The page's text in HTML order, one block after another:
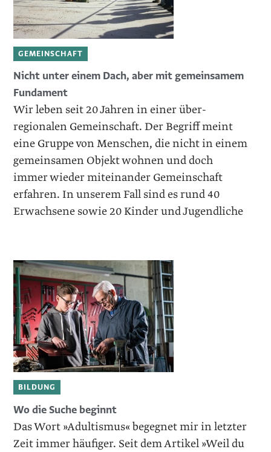
GEMEINSCHAFT
Nicht unter einem Dach, aber mit gemeinsamem
Fundament
Wir leben seit 20 Jahren in einer über­
regionalen Gemeinschaft. Der Begriff meint
eine Gruppe von Menschen, die nicht in einem
gemeinsamen Objekt wohnen und doch
immer wieder miteinander Gemeinschaft
erfahren. In unserem Fall sind es rund 40
Erwachsene sowie 20 Kinder und Jugendliche
BILDUNG
Wo die Suche beginnt
Das Wort »Adultismus« begegnet mir in letzter
Zeit immer häufiger. Seit dem Artikel »Weil du